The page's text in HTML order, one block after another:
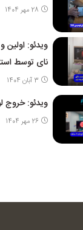
28 مهر 1404
ویدئو: اولین
نای توسط
3 آبان 1404
ویدئو: خروج
26 مهر 1404